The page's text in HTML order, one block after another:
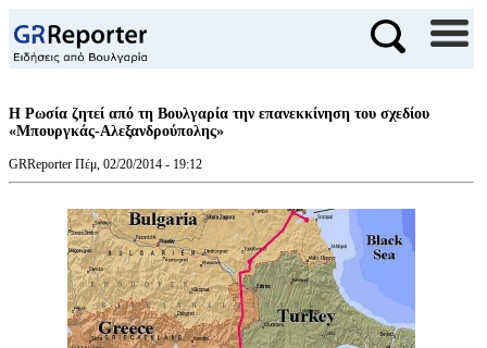
Η Ρωσία ζητεί από τη Βουλγαρία την επανεκκίνηση του σχεδίου
«Μπουργκάς-Αλεξανδρούπολης»
GRReporter Πέμ, 02/20/2014 - 19:12